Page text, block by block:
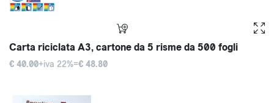
Carta riciclata A3, cartone da 5 risme da 500 fogli
€ 40.00+iva 22%=€ 48.80